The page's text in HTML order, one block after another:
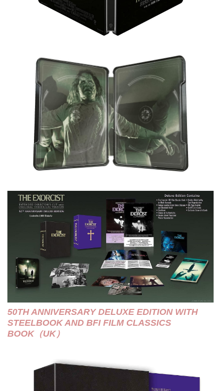
50TH ANNIVERSARY DELUXE EDITION WITH
STEELBOOK AND BFI FILM CLASSICS
BOOK（UK）